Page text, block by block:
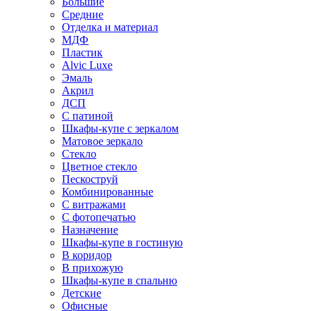
Средние
Отделка и материал
МДФ
Пластик
Alvic Luxe
Эмаль
Акрил
ДСП
С патиной
Шкафы-купе с зеркалом
Матовое зеркало
Стекло
Цветное стекло
Пескоструй
Комбинированные
С витражами
С фотопечатью
Назначение
Шкафы-купе в гостиную
В коридор
В прихожую
Шкафы-купе в спальню
Детские
Офисные